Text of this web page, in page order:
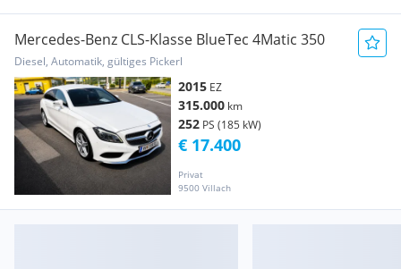
Mercedes-Benz CLS-Klasse BlueTec 4Matic 350
Diesel, Automatik, gültiges Pickerl
2015 EZ
315.000 km
252 PS (185 kW)
Privat
9500 Villach
€ 17.400